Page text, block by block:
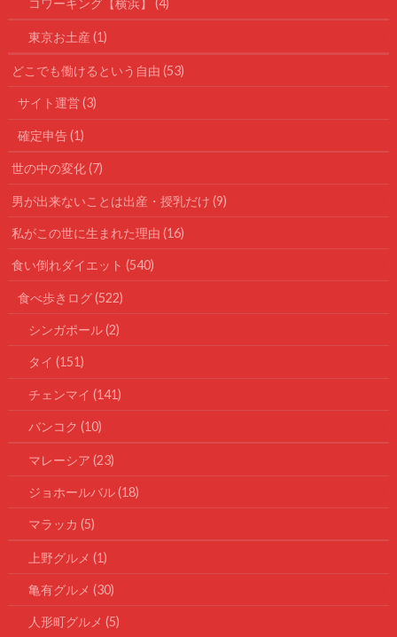
コワーキング【横浜】 (4)
東京お土産 (1)
どこでも働けるという自由(53)
サイト運営(3)
確定申告(1)
世の中の変化(7)
男が出来ないことは出産・授乳だけ(9)
私がこの世に生まれた理由(16)
食い倒れダイエット(540)
食べ歩きログ(522)
シンガポール(2)
タイ (151)
チェンマイ (141)
バンコク (10)
マレーシア (23)
ジョホールバル(18)
マラッカ (5)
上野グルメ (1)
亀有グルメ (30)
人形町グルメ (5)